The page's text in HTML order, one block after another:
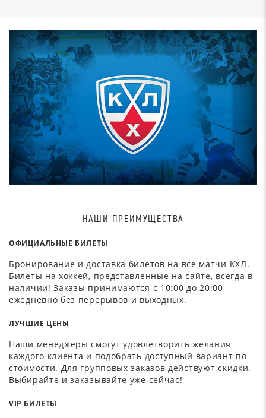
НАШИ ПРЕИМУЩЕСТВА
ОФИЦИАЛЬНЫЕ БИЛЕТЫ
Бронирование и доставка билетов на все матчи КХЛ.
Билеты на хоккей, представленные на сайте, всегда в
наличии! Заказы принимаются с 10:00 до 20:00
ежедневно без перерывов и выходных.
ЛУЧШИЕ ЦЕНЫ
Наши менеджеры смогут удовлетворить желания
каждого клиента и подобрать доступный вариант по
стоимости. Для групповых заказов действуют скидки.
Выбирайте и заказывайте уже сейчас!
VIP БИЛЕТЫ